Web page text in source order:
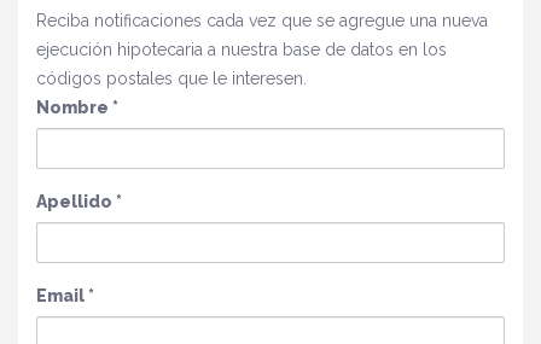
Reciba notificaciones cada vez que se agregue una nueva
ejecución hipotecaria a nuestra base de datos en los
códigos postales que le interesen.
Nombre *
Apellido *
Email*